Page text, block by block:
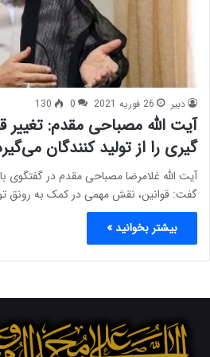
دبیر 26 فوریه 2021 0
130
آیت الله مصباحی مقدم: تغییر
گیری را از تولید کنندگان
آیت الله غلامرضا مصباحی مقدم در گفتگوی
گفت: قوانین، نقش مهمی در کمک به رونق
بیشتر بخوانید »